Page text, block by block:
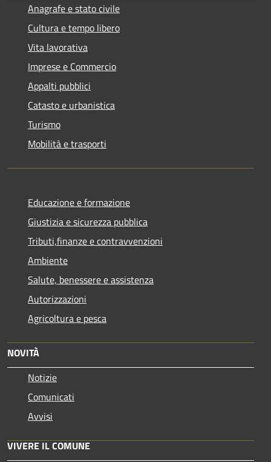
Anagrafe e stato civile
Cultura e tempo libero
Vita lavorativa
Imprese e Commercio
Appalti pubblici
Catasto e urbanistica
Turismo
Mobilità e trasporti
Educazione e formazione
Giustizia e sicurezza pubblica
Tributi,finanze e contravvenzioni
Ambiente
Salute, benessere e assistenza
Autorizzazioni
Agricoltura e pesca
NOVITÀ
Notizie
Comunicati
Avvisi
VIVERE IL COMUNE